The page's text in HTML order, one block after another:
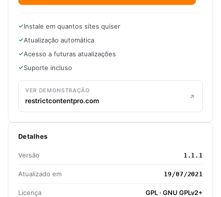
Instale em quantos sites quiser
Atualização automática
Acesso a futuras atualizações
Suporte incluso
VER DEMONSTRAÇÃO
restrictcontentpro.com
Detalhes
Versão 1.1.1
Atualizado em 19/07/2021
Licença GPL · GNU GPLv2+